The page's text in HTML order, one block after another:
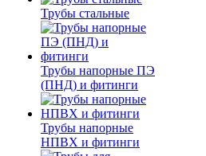
Трубы стальные
Трубы напорные ПЭ
(ПНД) и фитинги
Трубы напорные
НПВХ и фитинги